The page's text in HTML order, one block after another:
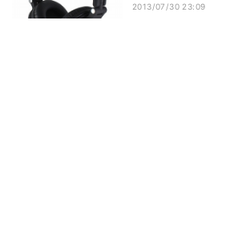
2013/07/30 23:09